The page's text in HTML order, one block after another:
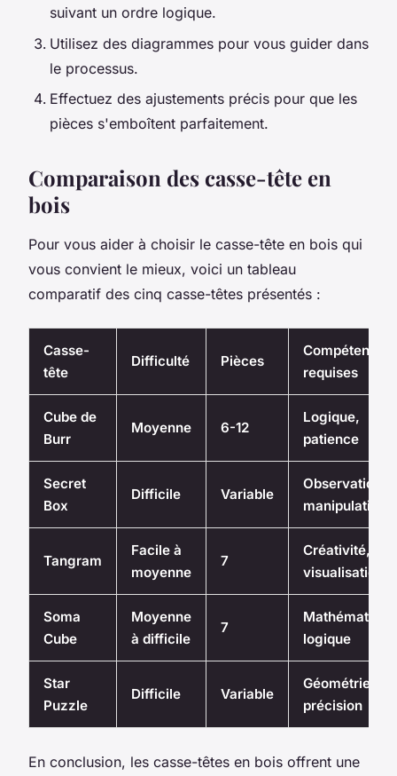
suivant un ordre logique.
Utilisez des diagrammes pour vous guider dans
le processus.
Effectuez des ajustements précis pour que les
pièces s'emboîtent parfaitement.
Comparaison des casse-tête en
bois
Pour vous aider à choisir le casse-tête en bois qui
vous convient le mieux, voici un tableau
comparatif des cinq casse-têtes présentés :
Casse-
tête
Difficulté Pièces
Compétences
requises
Cube de
Burr
Moyenne 6-12
Logique,
patience
Secret
Box
Difficile Variable
Observation,
manipulation
Tangram
Facile à
moyenne
7
Créativité,
visualisation
Soma
Cube
Moyenne
à difficile
7
logique
Star
Puzzle
Difficile Variable
Géométrie,
précision
En conclusion, les casse-têtes en bois offrent une